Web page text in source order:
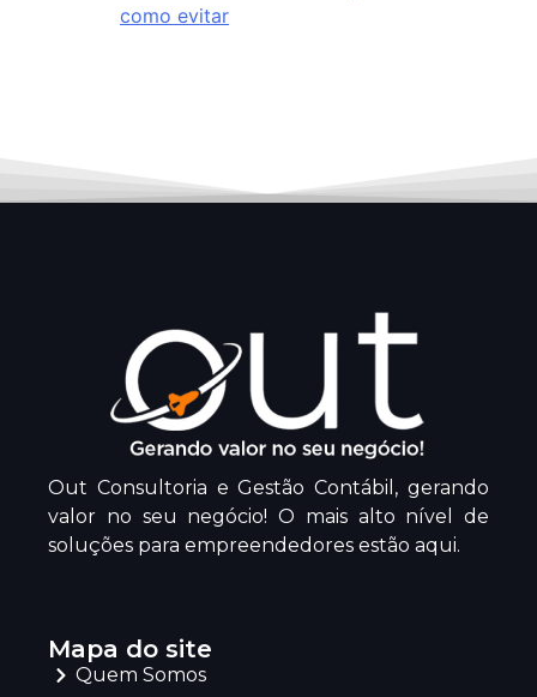
como evitar
Out Consultoria e Gestão Contábil, gerando
valor no seu negócio! O mais alto nível de
soluções para empreendedores estão aqui.
Mapa do site
Quem Somos